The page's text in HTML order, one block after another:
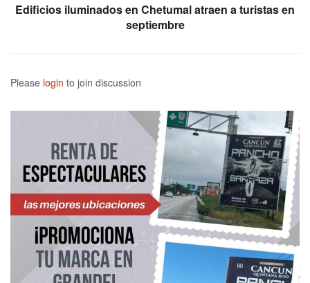
Edificios iluminados en Chetumal atraen a turistas en
septiembre
Please login to join discussion